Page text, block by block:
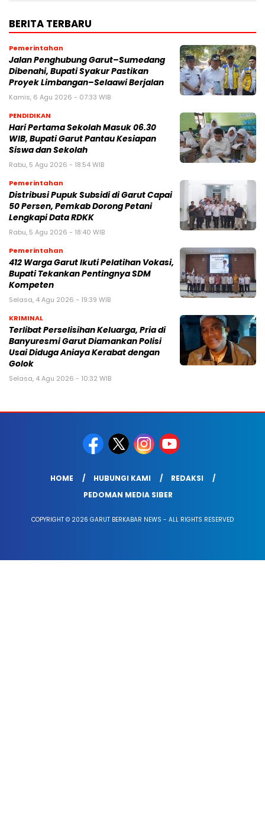
BERITA TERBARU
Pemerintahan
Jalan Penghubung Garut–Sumedang
Dibenahi, Bupati Syakur Pastikan
Proyek Limbangan–Selaawi Berjalan
Kamis, 6 Agu 2026 - 07:33 WIB
PENDIDIKAN
Hari Pertama Sekolah Masuk 06.30
WIB, Bupati Garut Pantau Kesiapan
Siswa dan Sekolah
Rabu, 5 Agu 2026 - 18:54 WIB
Pemerintahan
Distribusi Pupuk Subsidi di Garut Capai
50 Persen, Pemkab Dorong Petani
Lengkapi Data RDKK
Rabu, 5 Agu 2026 - 18:40 WIB
Pemerintahan
412 Warga Garut Ikuti Pelatihan Vokasi,
Bupati Tekankan Pentingnya SDM
Kompeten
Selasa, 4 Agu 2026 - 19:39 WIB
KRIMINAL
Terlibat Perselisihan Keluarga, Pria di
Banyuresmi Garut Diamankan Polisi
Usai Diduga Aniaya Kerabat dengan
Golok
Selasa, 4 Agu 2026 - 10:32 WIB
HOME HUBUNGI KAMI
REDAKSI
PEDOMAN MEDIA SIBER
COPYRIGHT © 2026 GARUT BERKABAR NEWS - ALL RIGHTS RESERVED